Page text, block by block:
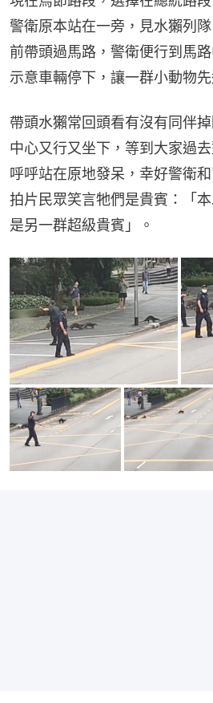
警衛原本站在一旁，見水獺列
前帶頭過馬路，警衛便行到馬
示意車輛停下，讓一群小動物先
帶頭水獺常回頭看有沒有同伴
中心又行又坐下，等到大家過
呼呼站在原地發呆，幸好警衛
拍片民眾笑言牠們是貴賓：「
是另一群超級貴賓」。